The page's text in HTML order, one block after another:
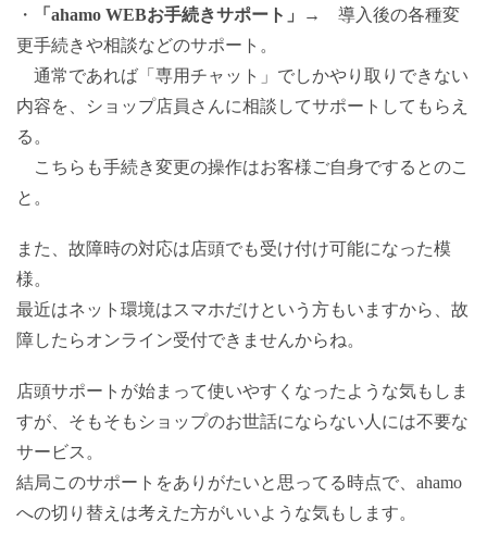
・ 「ahamo WEBお手続きサポート」
→ 導入後の各種変
更手続きや相談などのサポート。
通常であれば「専用チャット」でしかやり取りできない
内容を、ショップ店員さんに相談してサポートしてもらえ
る。
こちらも手続き変更の操作はお客様ご自身でするとのこ
と。
また、故障時の対応は店頭でも受け付け可能になった模
様。
最近はネット環境はスマホだけという方もいますから、故
障したらオンライン受付できませんからね。
店頭サポートが始まって使いやすくなったような気もしま
すが、そもそもショップのお世話にならない人には不要な
サービス。
結局このサポートをありがたいと思ってる時点で、ahamo
への切り替えは考えた方がいいような気もします。